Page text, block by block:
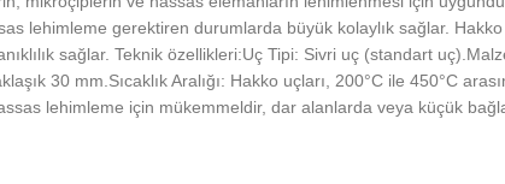
lehimleme gerektiren durumlarda büyük kolaylık sağlar.
sağlar. Teknik özellikleri:Uç Tipi: Sivri uç (standart
30 mm.Sıcaklık Aralığı: Hakko uçları, 200°C ile 450°C
lehimleme için mükemmeldir, dar alanlarda veya küçük